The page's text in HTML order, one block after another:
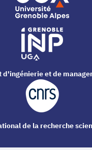
et de
de la recherche